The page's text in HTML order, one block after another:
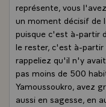
représente, vous
un moment décisif de
puisque c'est à-partir
le rester, c'est à-partir
rappeliez qu'il n'y
pas moins de 500
Yamoussoukro, avez
aussi en sagesse, en